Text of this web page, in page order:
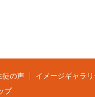
徒の声 イメージギャラ
プ